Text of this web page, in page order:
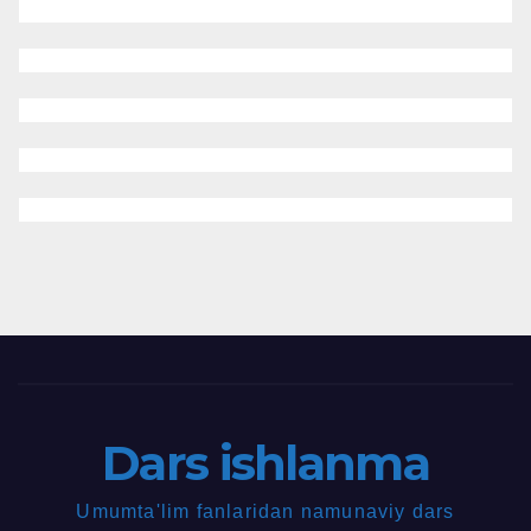
Dars ishlanma
Umumta'lim fanlaridan namunaviy dars